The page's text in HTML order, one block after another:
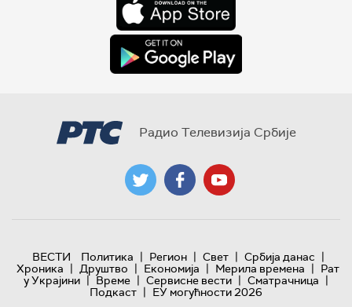
Радио Телевизија Србије
ВЕСТИ Политика | Регион | Свет | Србија данас |
Хроника | Друштво | Економија | Мерила времена | Рат
у Украјини | Време | Сервисне вести | Сматрачница |
Подкаст | ЕУ могућности 2026